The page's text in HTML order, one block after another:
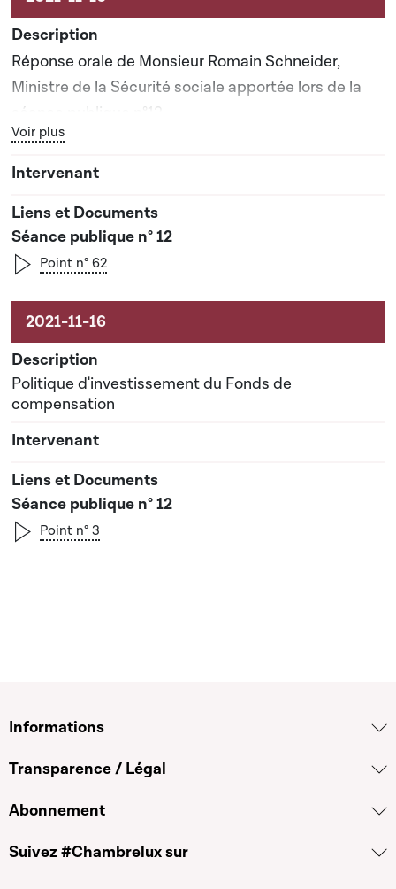
Réponse orale de Monsieur Romain Schneider,
Ministre de la Sécurité sociale apportée lors de la
séance publique n°12
Bouton graphique servant à afficher ou cacher tous les
Voir plus
Séance publique n° 12
Point n° 62
Politique d'investissement du Fonds de
compensation
Séance publique n° 12
Point n° 3
Informations
Transparence / Légal
Abonnement
Suivez #Chambrelux sur